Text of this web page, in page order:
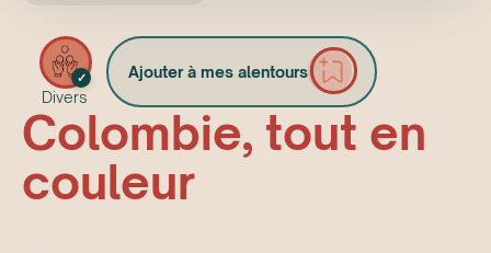
✓
Divers
Ajouter à mes alentours
Colombie, tout en
couleur